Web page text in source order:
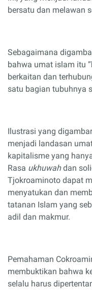
bersatu dan melawan
Sebagaimana
bahwa umat islam itu
berkaitan dan
satu bagian tubuhnya
Ilustrasi yang
menjadi landasan
kapitalisme yang
Rasa ukhuwahdan
Tjokroaminoto dapat
menyatukan dan
tatanan Islam yang
adil dan makmur.
Pemahaman
membuktikan bahwa
selalu harus